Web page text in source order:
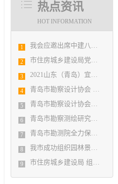
热点资讯
HOT INFORMATION
1 我会应邀出席中建八局四公司设计管理研究院揭牌仪式
2 市住房城乡建设局党组书记、局长陈勇调研市勘察设计协会及所属审图机构
3 2021山东（青岛）宜居博览会盛大开幕
4 青岛市勘察设计协会 第五届二次会员代表大会纪要
5 青岛市勘察设计协会党支部召开党史学习教育专题组织生活会
6 青岛市勘察测绘研究院参加第29届国际制图大会并荣获3项国际大奖
7 青岛市勘测院全力保障自然灾害普查区县级质检汇交工作
8 我市成功组织园林景观设计创意职业技能竞赛
9 市住房城乡建设局 组织设计人员能力提升培训会